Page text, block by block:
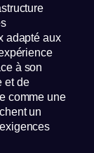
adapté aux
à son
et de
comme une
un